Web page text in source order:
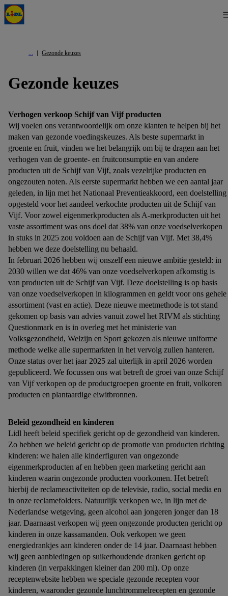
Gezonde keuzes
Gezonde keuzes
Verhogen verkoop Schijf van Vijf producten
Wij voelen ons verantwoordelijk om onze klanten te helpen bij het
maken van gezonde voedingskeuzes. Als beste supermarkt in
groente en fruit, vinden we het belangrijk om bij te dragen aan het
verhogen van de groente- en fruitconsumptie en van andere
producten uit de Schijf van Vijf, zoals vezelrijke producten en
ongezouten noten. Als eerste supermarkt hebben we een aantal jaar
geleden, in lijn met het Nationaal Preventieakkoord, een doelstelling
opgesteld voor het aandeel verkochte producten uit de Schijf van
Vijf. Voor zowel eigenmerkproducten als A-merkproducten uit het
vaste assortiment was ons doel dat 38% van onze voedselverkopen
in stuks in 2025 zou voldoen aan de Schijf van Vijf. Met 38,4%
hebben we deze doelstelling nu behaald.
In februari 2026 hebben wij onszelf een nieuwe ambitie gesteld: in
2030 willen we dat 46% van onze voedselverkopen afkomstig is
van producten uit de Schijf van Vijf. Deze doelstelling is op basis
van onze voedselverkopen in kilogrammen en geldt voor ons gehele
assortiment (vast en actie). Deze nieuwe meetmethode is tot stand
gekomen op basis van advies vanuit zowel het RIVM als stichting
Questionmark en is in overleg met het ministerie van
Volksgezondheid, Welzijn en Sport gekozen als nieuwe uniforme
methode welke alle supermarkten in het vervolg zullen hanteren.
Onze status over het jaar 2025 zal uiterlijk in april 2026 worden
gepubliceerd. We focussen ons wat betreft de groei van onze Schijf
van Vijf verkopen op de productgroepen groente en fruit, volkoren
producten en plantaardige eiwitbronnen.
Beleid gezondheid en kinderen
Lidl heeft beleid specifiek gericht op de gezondheid van kinderen.
Zo hebben we beleid gericht op de promotie van producten richting
kinderen: we halen alle kinderfiguren van ongezonde
eigenmerkproducten af en hebben geen marketing gericht aan
kinderen waarin ongezonde producten voorkomen. Het betreft
hierbij de reclameactiviteiten op de televisie, radio, social media en
in onze reclamefolders. Natuurlijk verkopen we, in lijn met de
Nederlandse wetgeving, geen alcohol aan jongeren jonger dan 18
jaar. Daarnaast verkopen wij geen ongezonde producten gericht op
kinderen in onze kassamanden. Ook verkopen we geen
energiedrankjes aan kinderen onder de 14 jaar. Daarnaast hebben
wij geen aanbiedingen op suikerhoudende dranken gericht op
kinderen (in verpakkingen kleiner dan 200 ml). Op onze
receptenwebsite hebben we speciale gezonde recepten voor
kinderen, waaronder gezonde lunchtrommelrecepten en gezonde